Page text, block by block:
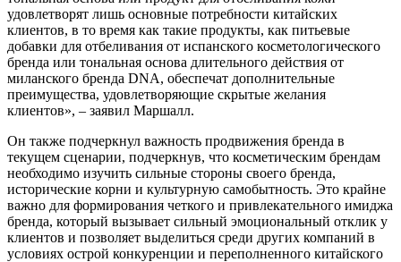
удовлетворят лишь основные потребности китайских
клиентов, в то время как такие продукты, как питьевые
добавки для отбеливания от испанского косметологического
бренда или тональная основа длительного действия от
миланского бренда DNA, обеспечат дополнительные
преимущества, удовлетворяющие скрытые желания
клиентов», – заявил Маршалл.
Он также подчеркнул важность продвижения бренда в
текущем сценарии, подчеркнув, что косметическим брендам
необходимо изучить сильные стороны своего бренда,
исторические корни и культурную самобытность. Это крайне
важно для формирования четкого и привлекательного имиджа
бренда, который вызывает сильный эмоциональный отклик у
клиентов и позволяет выделиться среди других компаний в
условиях острой конкуренции и переполненного китайского